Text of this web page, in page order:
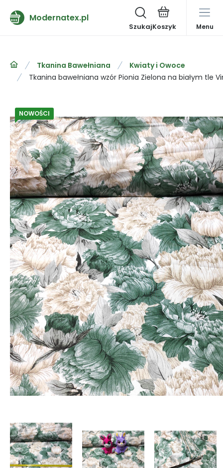
Modernatex.pl
Szukaj Menu
Tkanina Bawełniana
Kwiaty i Owoce
Tkanina bawełniana wzór Pionia Zielona na białym tle
NOWOŚCI